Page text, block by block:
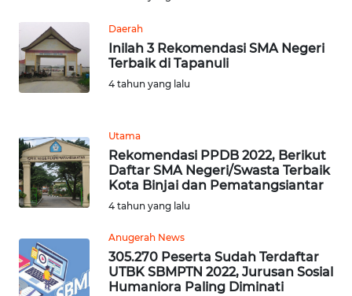
Daerah
Inilah 3 Rekomendasi SMA Negeri
Terbaik di Tapanuli
4 tahun yang lalu
Utama
Rekomendasi PPDB 2022, Berikut
Daftar SMA Negeri/Swasta Terbaik
Kota Binjai dan Pematangsiantar
4 tahun yang lalu
Anugerah News
305.270 Peserta Sudah Terdaftar
UTBK SBMPTN 2022, Jurusan Sosial
Humaniora Paling Diminati
WN
JABAR
WN
WN
NTT
WN
WN
PAPUA